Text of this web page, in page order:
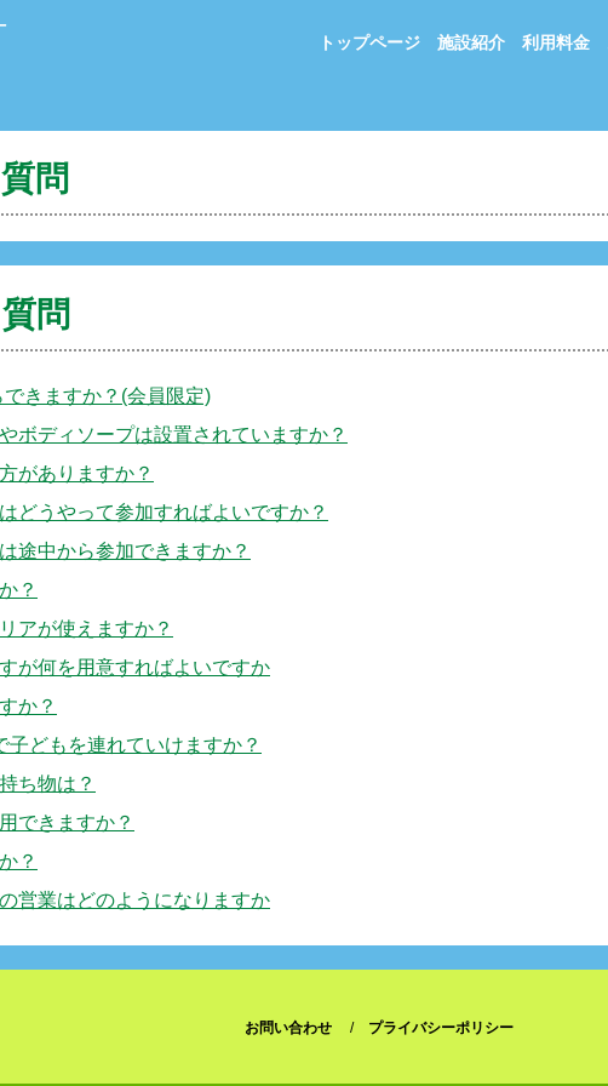
トップページ 施設紹介 利用料金
問
問
きますか？(会員限定)
ボディソープは設置されていますか？
がありますか？
どうやって参加すればよいですか？
途中から参加できますか？
？
アが使えますか？
が何を用意すればよいですか
か？
子どもを連れていけますか？
ち物は？
できますか？
？
営業はどのようになりますか
お問い合わせ プライバシーポリシー